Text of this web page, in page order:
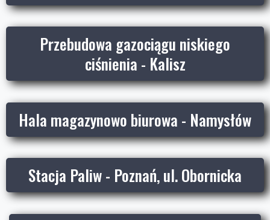
Przebudowa gazociągu niskiego
ciśnienia - Kalisz
Hala magazynowo biurowa - Namysłów
Stacja Paliw - Poznań, ul. Obornicka